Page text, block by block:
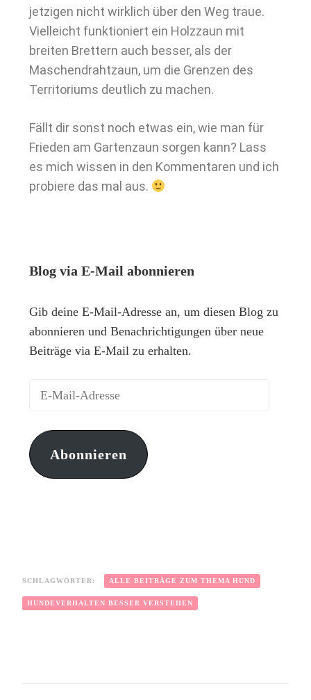
jetzigen nicht wirklich über den Weg traue.
Vielleicht funktioniert ein Holzzaun mit
breiten Brettern auch besser, als der
Maschendrahtzaun, um die Grenzen des
Territoriums deutlich zu machen.
Fällt dir sonst noch etwas ein, wie man für
Frieden am Gartenzaun sorgen kann? Lass
es mich wissen in den Kommentaren und ich
probiere das mal aus.
Blog via E-Mail abonnieren
Gib deine E-Mail-Adresse an, um diesen Blog zu
abonnieren und Benachrichtigungen über neue
Beiträge via E-Mail zu erhalten.
Abonnieren
SCHLAGWÖRTER: ALLE BEITRÄGE ZUM THEMA HUND
HUNDEVERHALTEN BESSER VERSTEHEN